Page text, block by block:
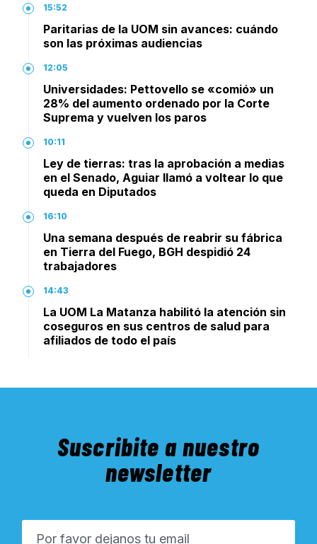
15:52
Paritarias de la UOM sin avances: cuándo
son las próximas audiencias
12:05
Universidades: Pettovello se «comió» un
28% del aumento ordenado por la Corte
Suprema y vuelven los paros
10:11
Ley de tierras: tras la aprobación a medias
en el Senado, Aguiar llamó a voltear lo que
queda en Diputados
16:10
Una semana después de reabrir su fábrica
en Tierra del Fuego, BGH despidió 24
trabajadores
14:43
La UOM La Matanza habilitó la atención sin
coseguros en sus centros de salud para
afiliados de todo el país
Suscribite a nuestro
newsletter